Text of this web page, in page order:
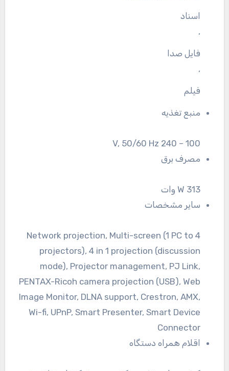
اسناد
,
فایل صدا
,
فیلم
منبع تغذیه
100 – 240 V, 50/60 Hz
مصرف برق
313 W وات
سایر مشخصات
Network projection, Multi-screen (1 PC to 4
projectors), 4 in 1 projection (discussion
mode), Projector management, PJ Link,
PENTAX-Ricoh camera projection (USB), Web
Image Monitor, DLNA support, Crestron, AMX,
Wi-fi, UPnP, Smart Presenter, Smart Device
Connector
اقلام همراه دستگاه